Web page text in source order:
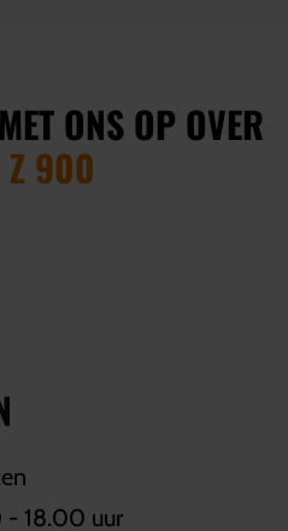
ONS OP OVER
Z 900
18.00 uur